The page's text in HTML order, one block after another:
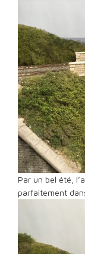
Par un bel été,
parfaitement